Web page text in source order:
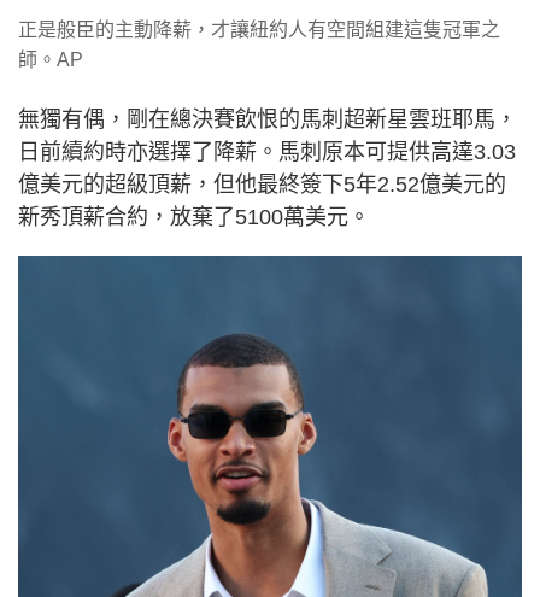
正是般臣的主動降薪，才讓紐約人有空間組建這隻冠軍之
師。AP
無獨有偶，剛在總決賽飲恨的馬刺超新星雲班耶馬，
日前續約時亦選擇了降薪。馬刺原本可提供高達3.03
億美元的超級頂薪，但他最終簽下5年2.52億美元的
新秀頂薪合約，放棄了5100萬美元。